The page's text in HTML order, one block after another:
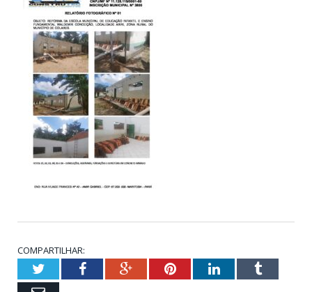
COMPARTILHAR:
TwitterFacebookGoogle+PinterestLinkedInTumblr